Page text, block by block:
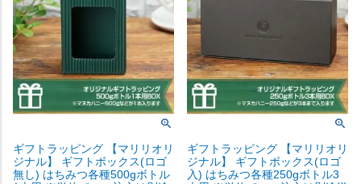
ギフトラッピング 【マリリオリ
ジナル】 ギフトボックス(ロゴ
無し) はちみつ各種500gボトル
ギフトラッピング 【マリリオリ
ジナル】 ギフトボックス(ロゴ
入) はちみつ各種250gボトル3